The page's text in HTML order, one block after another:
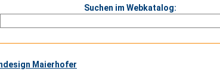
Suchen im Webkatalog:
Maierhofer